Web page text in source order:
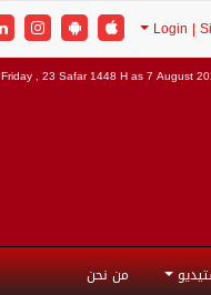
Friday , 23 Safar 1448 H as7 August
من نحن